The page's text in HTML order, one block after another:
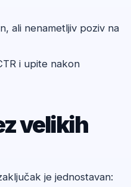
ali nenametljiv poziv na
i upite nakon
velikih
je jednostavan: